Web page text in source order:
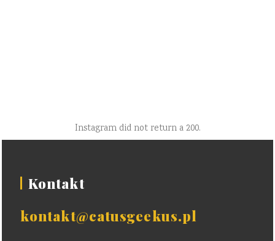
Instagram did not return a 200.
Kontakt
kontakt@catusgeekus.pl